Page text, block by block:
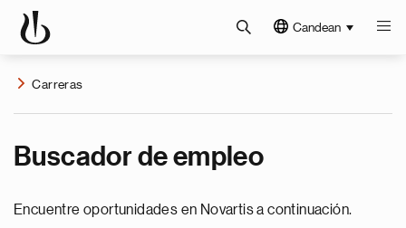
Candean
Carreras
Buscador de empleo
Encuentre oportunidades en Novartis a continuación.